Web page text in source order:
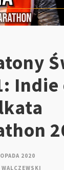
Indie
2020